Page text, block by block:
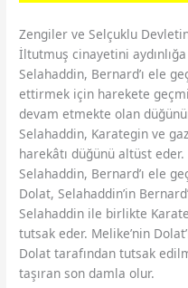
Zengiler ve Selçuklu
İltutmuş cinayetini
Selahaddin, Bernard’ı ele
ettirmek için harekete
devam etmekte olan
Selahaddin, Karategin ve
harekâtı düğünü altüst
Selahaddin, Bernard’ı ele
Dolat, Selahaddin’in
Selahaddin ile birlikte
tutsak eder. Melike’nin
Dolat tarafından tutsak
taşıran son damla olur.